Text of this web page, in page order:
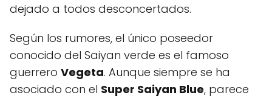
dejado a todos desconcertados.
Según los rumores, el único poseedor
conocido del Saiyan verde es el famoso
guerrero Vegeta. Aunque siempre se ha
asociado con el Super Saiyan Blue, parece